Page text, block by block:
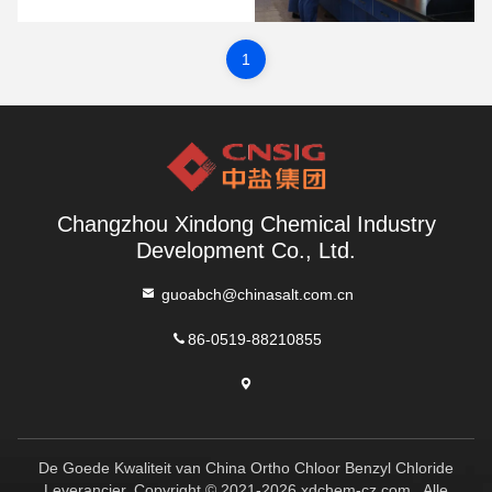
Partijsecretaresse Van China En
1
Changzhou Xindong Chemical Industry
Development Co., Ltd.
guoabch@chinasalt.com.cn
86-0519-88210855
De Goede Kwaliteit van China Ortho Chloor Benzyl Chloride